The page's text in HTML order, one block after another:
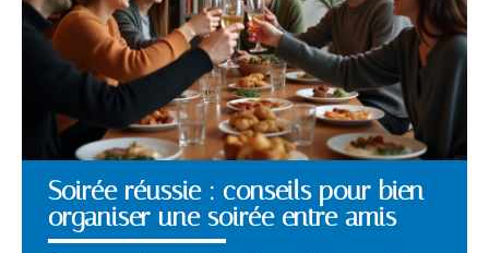
Soirée réussie : conseils pour bien
organiser une soirée entre amis